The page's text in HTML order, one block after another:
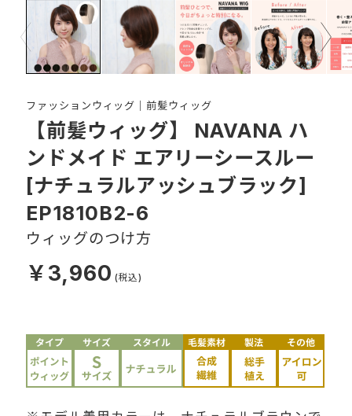
【前髪ウィッグ】 NAVANA ハ
ンドメイド エアリーシースルー
[ナチュラルアッシュブラック]
EP1810B2-6
ファッションウィッグ｜前髪ウィッグ
ウィッグのつけ方
￥3,960